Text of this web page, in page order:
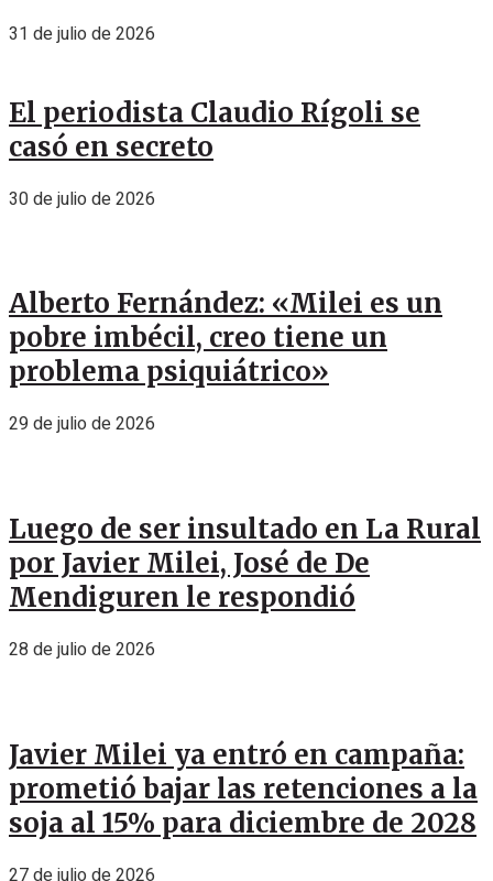
31 de julio de 2026
El periodista Claudio Rígoli se
casó en secreto
30 de julio de 2026
Alberto Fernández: «Milei es un
pobre imbécil, creo tiene un
problema psiquiátrico»
29 de julio de 2026
Luego de ser insultado en La Rural
por Javier Milei, José de De
Mendiguren le respondió
28 de julio de 2026
Javier Milei ya entró en campaña:
prometió bajar las retenciones a la
soja al 15% para diciembre de 2028
27 de julio de 2026